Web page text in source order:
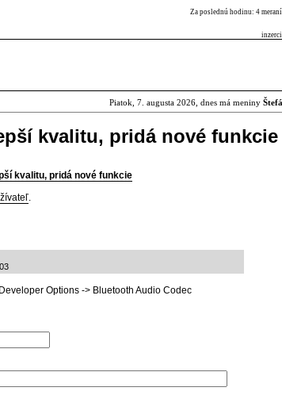
Za poslednú hodinu: 4 meraní
Piatok, 7. augusta 2026, dnes má meniny
kvalitu, pridá nové funkcie
kvalitu, pridá nové funkcie
.
Options -> Bluetooth Audio Codec